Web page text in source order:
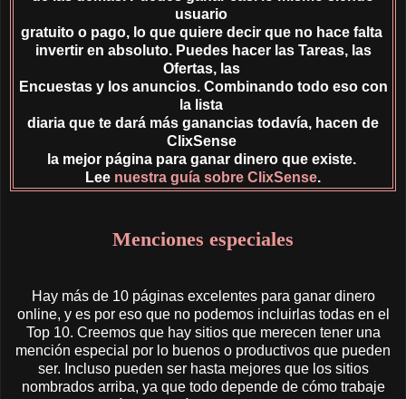
usuario
gratuito o pago, lo que quiere decir que no hace falta
invertir en absoluto. Puedes hacer las Tareas, las
Ofertas, las
Encuestas y los anuncios. Combinando todo eso con
la lista
diaria que te dará más ganancias todavía, hacen de
ClixSense
la mejor página para ganar dinero que existe.
Lee nuestra guía sobre ClixSense.
Menciones especiales
Hay más de 10 páginas excelentes para ganar dinero
online, y es por eso que no podemos incluirlas todas en el
Top 10. Creemos que hay sitios que merecen tener una
mención especial por lo buenos o productivos que pueden
ser. Incluso pueden ser hasta mejores que los sitios
nombrados arriba, ya que todo depende de cómo trabaje